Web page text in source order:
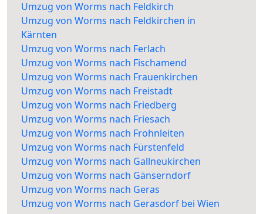
Umzug von Worms nach Feldkirch
Umzug von Worms nach Feldkirchen in
Kärnten
Umzug von Worms nach Ferlach
Umzug von Worms nach Fischamend
Umzug von Worms nach Frauenkirchen
Umzug von Worms nach Freistadt
Umzug von Worms nach Friedberg
Umzug von Worms nach Friesach
Umzug von Worms nach Frohnleiten
Umzug von Worms nach Fürstenfeld
Umzug von Worms nach Gallneukirchen
Umzug von Worms nach Gänserndorf
Umzug von Worms nach Geras
Umzug von Worms nach Gerasdorf bei Wien